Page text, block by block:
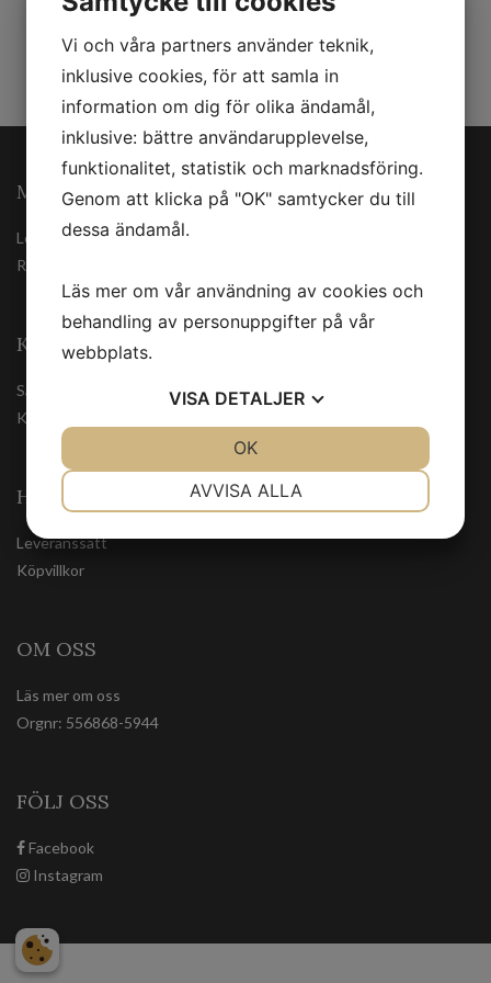
MINA SIDOR
Logga in
Registrera
KUNDSERVICE
Säkerhetsdatablad
Kontakta oss
HANDLA TRYGGT
Leveranssätt
Köpvillkor
OM OSS
Läs mer om oss
Orgnr: 556868-5944
FÖLJ OSS
Facebook
Instagram
Vi och våra partners använder teknik,
inklusive cookies, för att samla in
information om dig för olika ändamål,
inklusive: bättre användarupplevelse,
funktionalitet, statistik och marknadsföring.
Genom att klicka på "OK" samtycker du till
dessa ändamål.
Läs mer om vår användning av cookies och
behandling av personuppgifter på vår
webbplats.
VISA DETALJER
AVVISA ALLA
OK